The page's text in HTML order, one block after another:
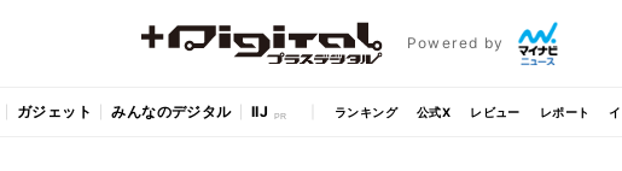
Powered by
ガジェット みんなのデジタル IIJ ランキング 公式X レビュー レポート